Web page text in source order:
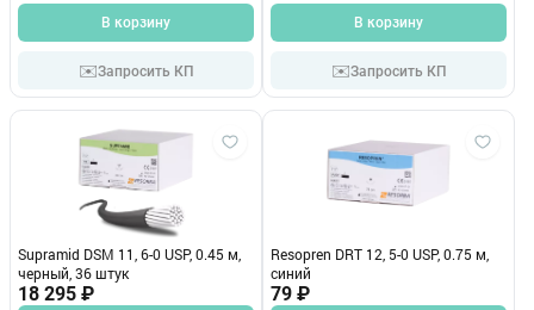
В корзину
✉️Запросить КП
В корзину
✉️Запросить КП
Supramid DSM 11, 6-0 USP, 0.45 м,
черный, 36 штук
18 295 ₽
Resopren DRT 12, 5-0 USP, 0.75 м,
синий
79 ₽